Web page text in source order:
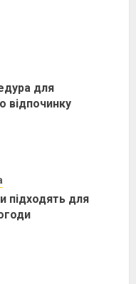
для
відпочинку
підходять для